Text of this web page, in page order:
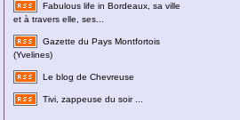
Fabulous life in Bordeaux, sa ville
et à travers elle, ses...
Gazette du Pays Montfortois
(Yvelines)
Le blog de Chevreuse
Tivi, zappeuse du soir ...